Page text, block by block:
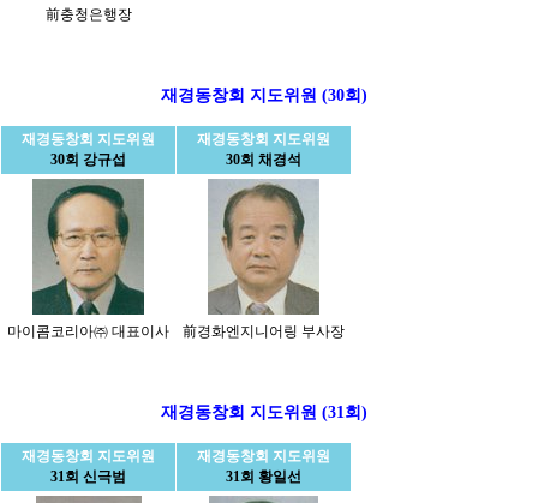
前충청은행장
재경동창회 지도위원 (30회)
재경동창회 지도위원
30회 강규섭
재경동창회 지도위원
30회 채경석
마이콤코리아㈜ 대표이사 前경화엔지니어링 부사장
재경동창회 지도위원 (31회)
재경동창회 지도위원
31회 신극범
재경동창회 지도위원
31회 황일선